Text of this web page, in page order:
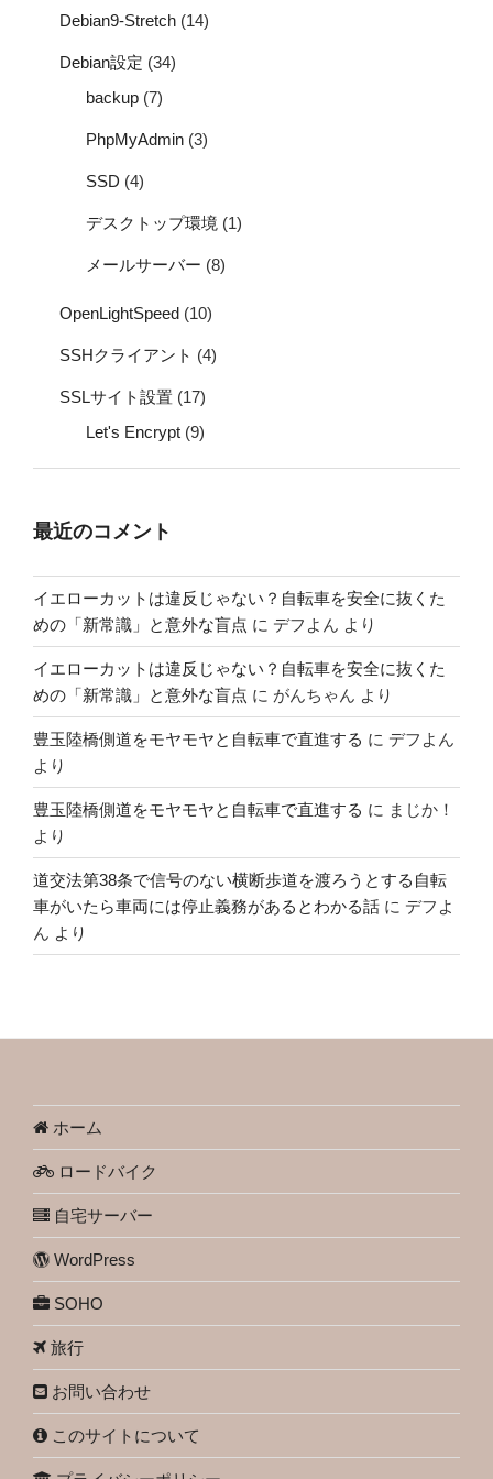
Debian9-Stretch (14)
Debian設定 (34)
backup (7)
PhpMyAdmin (3)
SSD (4)
デスクトップ環境 (1)
メールサーバー (8)
OpenLightSpeed (10)
SSHクライアント (4)
SSLサイト設置 (17)
Let's Encrypt (9)
最近のコメント
イエローカットは違反じゃない？自転車を安全に抜くた
めの「新常識」と意外な盲点 に デフよん より
イエローカットは違反じゃない？自転車を安全に抜くた
めの「新常識」と意外な盲点 に がんちゃん より
豊玉陸橋側道をモヤモヤと自転車で直進する に デフよん
より
豊玉陸橋側道をモヤモヤと自転車で直進する に まじか！
より
道交法第38条で信号のない横断歩道を渡ろうとする自転
車がいたら車両には停止義務があるとわかる話 に デフよ
ん より
ホーム
ロードバイク
自宅サーバー
WordPress
SOHO
旅行
お問い合わせ
このサイトについて